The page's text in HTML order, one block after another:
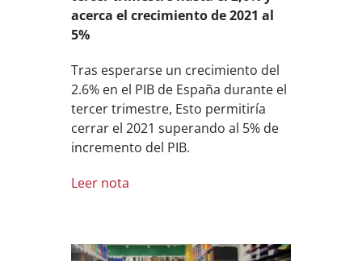
acerca el crecimiento de 2021 al
5%
Tras esperarse un crecimiento del
2.6% en el PIB de España durante el
tercer trimestre, Esto permitiría
cerrar el 2021 superando al 5% de
incremento del PIB.
Leer nota